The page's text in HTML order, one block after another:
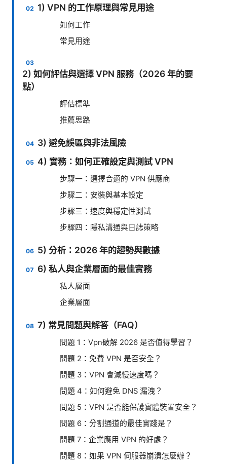
1) VPN 的工作原理與常見用途
如何工作
常見用途
2) 如何評估與選擇 VPN 服務（2026 年的要
點）
評估標準
推薦思路
3) 避免誤區與非法風險
4) 實務：如何正確設定與測試 VPN
步驟一：選擇合適的 VPN 供應商
步驟二：安裝與基本設定
步驟三：速度與穩定性測試
步驟四：隱私溝通與日誌策略
5) 分析：2026 年的趨勢與數據
6) 私人與企業層面的最佳實務
私人層面
企業層面
7) 常見問題與解答（FAQ）
問題 1：Vpn破解 2026 是否值得學習？
問題 2：免費 VPN 是否安全？
問題 3：VPN 會減慢速度嗎？
問題 4：如何避免 DNS 漏洩？
問題 5：VPN 是否能保護實體裝置安全？
問題 6：分割通道的最佳實踐是？
問題 7：企業應用 VPN 的好處？
問題 8：如果 VPN 伺服器崩潰怎麼辦？